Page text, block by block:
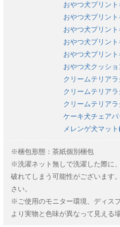
おやつ犬プリン
おやつ犬プリン
おやつ犬プリン
おやつ犬プリン
おやつ犬プリン
おやつ犬クッシ
クリームテリア
クリームテリア
クリームテリア
ケーキ犬チェア
メレンゲ犬マッ
※梱包形態：茶紙個別梱包
※洗濯ネット無しで洗濯した際に
破れてしまう可能性がございます
さい。
※ご使用のモニター環境、ディス
より実物と色味が異なって見える